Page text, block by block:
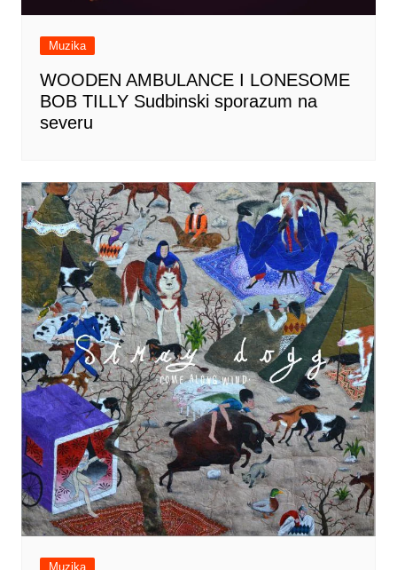
Muzika
WOODEN AMBULANCE I LONESOME
BOB TILLY Sudbinski sporazum na
severu
Muzika